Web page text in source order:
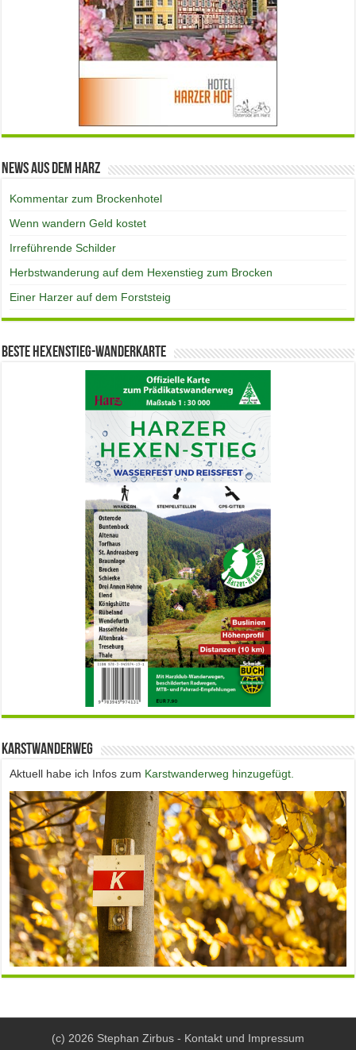
News aus dem Harz
Kommentar zum Brockenhotel
Wenn wandern Geld kostet
Irreführende Schilder
Herbstwanderung auf dem Hexenstieg zum Brocken
Einer Harzer auf dem Forststeig
Beste Hexenstieg-Wanderkarte
Karstwanderweg
Aktuell habe ich Infos zum Karstwanderweg hinzugefügt.
(c) 2026 Stephan Zirbus - Kontakt und Impressum